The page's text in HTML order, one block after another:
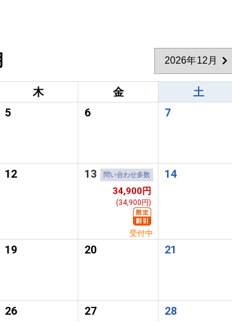
2026年12月
木 金
土
5 6 7
12 13 問い合わせ多数
34,900円
(34,900円)
受付中
14
19 20 21
26 27 28